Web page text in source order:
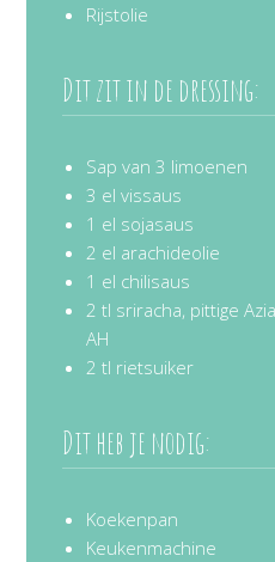
Rijstolie
Dit zit in de dressing:
Sap van 3 limoenen
3 el vissaus
1 el sojasaus
2 el arachideolie
1 el chilisaus
2 tl sriracha, pittige
AH
2 tl rietsuiker
Dit heb je nodig:
Koekenpan
Keukenmachine